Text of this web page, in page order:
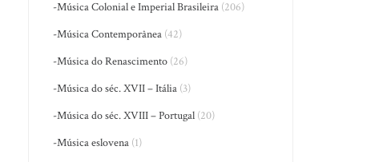
-Música Colonial e Imperial Brasileira (206)
-Música Contemporânea (42)
-Música do Renascimento (26)
-Música do séc. XVII – Itália (3)
-Música do séc. XVIII – Portugal (20)
-Música eslovena (1)